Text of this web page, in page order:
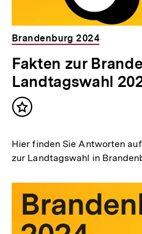
Brandenburg 2024
Fakten zur
Landtagswahl
Inhalt
Hier finden Sie Antworten
zur Landtagswahl in